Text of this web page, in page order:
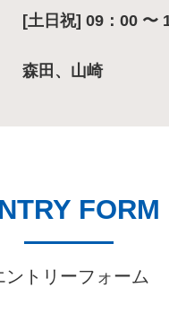
[土日祝] 09：00 〜
森田、山崎
FORM
ントリーフォーム